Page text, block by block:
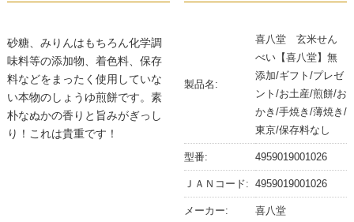
砂糖、みりんはもちろん化学調
味料等の添加物、着色料、保存
料などをまったく使用していな
い本物のしょうゆ煎餅です。素
朴なぬかの香りと旨みがぎっし
り！これは貴重です！
製品名:
喜八堂 玄米せん
べい【喜八堂】無
添加/ギフト/プレゼ
ント/お土産/煎餅/お
かき/手焼き/薄焼き/
東京/保存料なし
型番: 4959019001026
ＪＡＮコード: 4959019001026
メーカー: 喜八堂